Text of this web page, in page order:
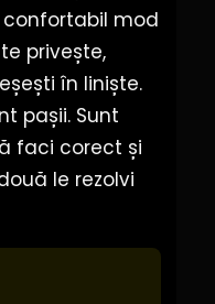
mod
privește,
în liniște.
pașii. Sunt
faci corect și
le rezolvi